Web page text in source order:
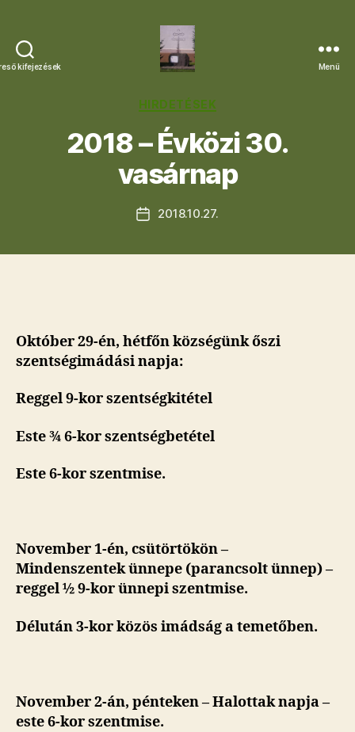
kifejezések
Egyházközség
Menü
Kategóriák
HIRDETÉSEK
2018 – Évközi 30.
vasárnap
Bejegyzés
2018.10.27.
Október 29-én, hétfőn községünk őszi
szentségimádási napja:
Reggel 9-kor szentségkitétel
Este¾ 6-kor szentségbetétel
Este 6-kor szentmise.
November 1-én, csütörtökön –
Mindenszentek ünnepe (parancsolt ünnep) –
reggel ½ 9-kor ünnepi szentmise.
Délután 3-kor közös imádság a temetőben.
November 2-án, pénteken – Halottak napja –
este 6-kor szentmise.